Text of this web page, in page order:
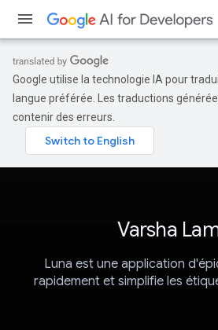
Google utilise la technologie IA pour
langue préférée. Les traductions
contenir des erreurs.
Varsha
Luna est une application
rapidement et simplifie les